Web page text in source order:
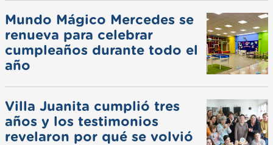
Mundo Mágico Mercedes se
renueva para celebrar
cumpleaños durante todo el
año
Villa Juanita cumplió tres
años y los testimonios
revelaron por qué se volvió